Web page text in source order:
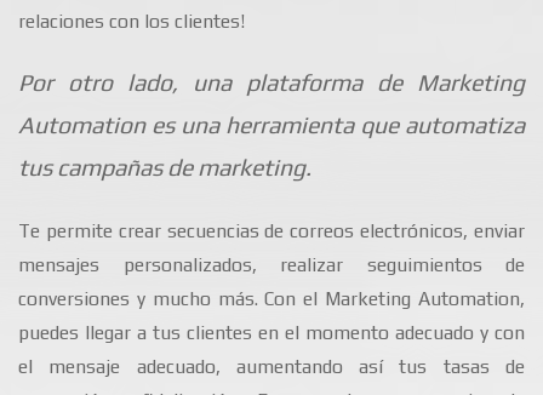
relaciones con los clientes!
Por otro lado, una plataforma de Marketing
Automation es una herramienta que automatiza
tus campañas de marketing.
Te permite crear secuencias de correos electrónicos, enviar
mensajes personalizados, realizar seguimientos de
conversiones y mucho más. Con el Marketing Automation,
puedes llegar a tus clientes en el momento adecuado y con
el mensaje adecuado, aumentando así tus tasas de